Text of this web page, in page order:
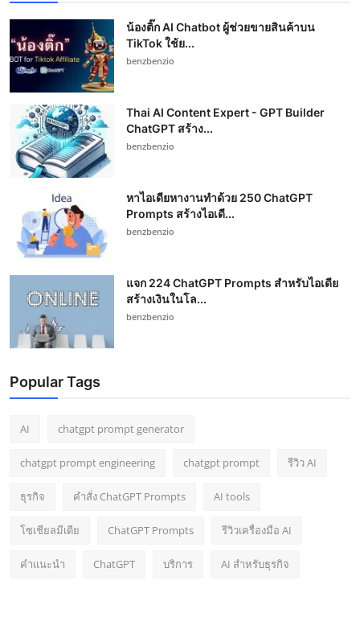
น้องติ๊ก AI Chatbot ผู้ช่วยขายสินค้าบน
TikTok ใช้ย...
benzbenzio
Thai AI Content Expert - GPT Builder
ChatGPT สร้าง...
benzbenzio
หาไอเดียหางานทำด้วย 250 ChatGPT
Prompts สร้างไอเดี...
benzbenzio
แจก 224 ChatGPT Prompts สำหรับไอเดีย
สร้างเงินในโล...
benzbenzio
Popular Tags
AI chatgpt prompt generator
chatgpt prompt engineering chatgpt prompt รีวิว AI
ธุรกิจ คำสั่ง ChatGPT Prompts AI tools
โซเชียลมีเดีย ChatGPT Prompts รีวิวเครื่องมือ AI
คำแนะนำ ChatGPT บริการ AI สำหรับธุรกิจ